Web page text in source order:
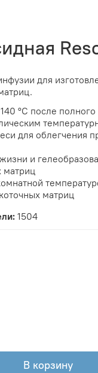
В корзину
для
°C после
для облегчения
и
матриц
матриц
1504